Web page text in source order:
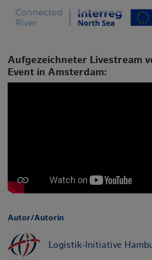
Aufgezeichneter Livestream
Event in Amsterdam:
Autor/Autorin
Logistik-Initiative